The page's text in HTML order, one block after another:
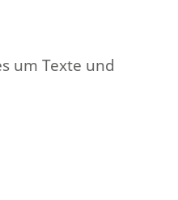
um Texte und